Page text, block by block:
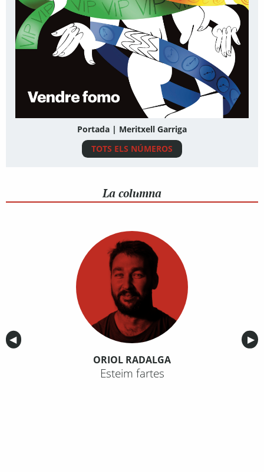
Portada | Meritxell Garriga
TOTS ELS NÚMEROS
La columna
Anterior
◀︎ ▶︎
ORIOL RADALGA
Esteim fartes